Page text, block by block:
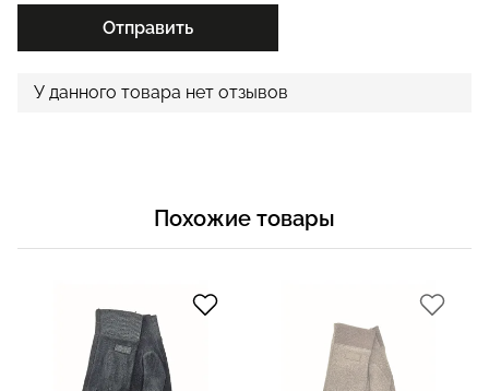
Отправить
У данного товара нет отзывов
Похожие товары